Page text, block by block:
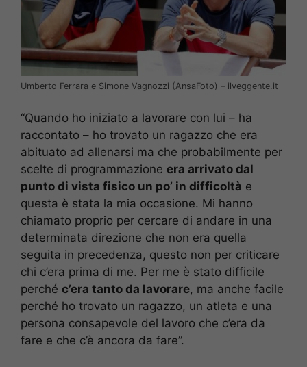
Umberto Ferrara e Simone Vagnozzi (AnsaFoto) – ilveggente.it
“Quando ho iniziato a lavorare con lui – ha
raccontato – ho trovato un ragazzo che era
abituato ad allenarsi ma che probabilmente per
scelte di programmazione era arrivato dal
punto di vista fisico un po’ in difficoltà e
questa è stata la mia occasione. Mi hanno
chiamato proprio per cercare di andare in una
determinata direzione che non era quella
seguita in precedenza, questo non per criticare
chi c’era prima di me. Per me è stato difficile
perché c’era tanto da lavorare, ma anche facile
perché ho trovato un ragazzo, un atleta e una
persona consapevole del lavoro che c’era da
fare e che c’è ancora da fare”.